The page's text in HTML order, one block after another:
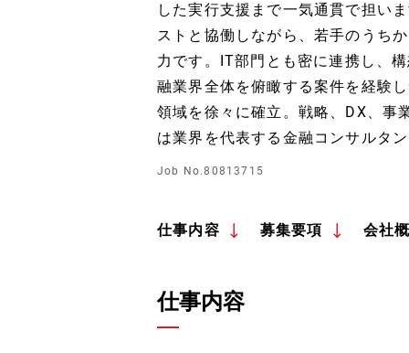
した実行支援まで一気通貫で担い
ストと協働しながら、若手のうち
力です。IT部門とも密に連携し、
融業界全体を俯瞰する案件を経験
領域を徐々に確立。戦略、DX、事
は業界を代表する金融コンサルタ
Job No.80813715
仕事内容 募集要項 会社
仕事内容